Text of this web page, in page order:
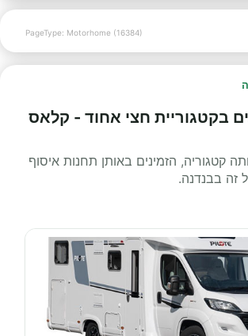
PageType: Motorhome (16384)
בקטגוריית חצי אחוד - קלאס
קטגוריה, הזמינים באותן תחנות איסוף
זה בבנדנה.